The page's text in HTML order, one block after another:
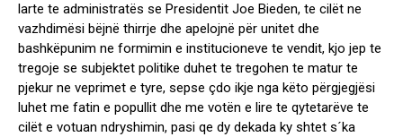
larte te administratës se Presidentit Joe Bieden, te cilët ne
vazhdimësi bëjnë thirrje dhe apelojnë për unitet dhe
bashkëpunim ne formimin e institucioneve te vendit, kjo jep te
tregoje se subjektet politike duhet te tregohen te matur te
pjekur ne veprimet e tyre, sepse çdo ikje nga këto përgjegjësi
luhet me fatin e popullit dhe me votën e lire te qytetarëve te
cilët e votuan ndryshimin, pasi qe dy dekada ky shtet s´ka